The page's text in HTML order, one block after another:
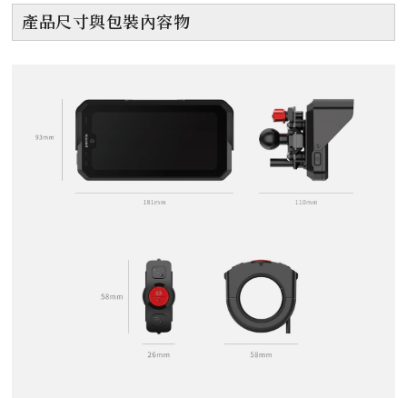
產品尺寸與包裝內容物